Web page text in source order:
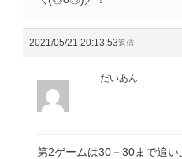
2021/05/21 20:13:53返信
だいあん
第2ゲームは30－30まで追い